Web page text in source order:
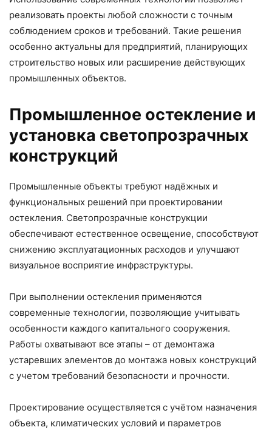
реализовать проекты любой сложности с точным
соблюдением сроков и требований. Такие решения
особенно актуальны для предприятий, планирующих
строительство новых или расширение действующих
промышленных объектов.
Промышленное остекление и
установка светопрозрачных
конструкций
Промышленные объекты требуют надёжных и
функциональных решений при проектировании
остекления. Светопрозрачные конструкции
обеспечивают естественное освещение, способствуют
снижению эксплуатационных расходов и улучшают
визуальное восприятие инфраструктуры.
При выполнении остекления применяются
современные технологии, позволяющие учитывать
особенности каждого капитального сооружения.
Работы охватывают все этапы – от демонтажа
устаревших элементов до монтажа новых конструкций
с учетом требований безопасности и прочности.
Проектирование осуществляется с учётом назначения
объекта, климатических условий и параметров